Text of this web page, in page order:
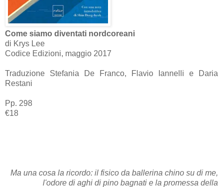
Come siamo diventati nordcoreani
di Krys Lee
Codice Edizioni, maggio 2017
Traduzione Stefania De Franco, Flavio Iannelli e Daria
Restani
Pp. 298
€18
Ma una cosa la ricordo: il fisico da ballerina chino su di me,
l'odore di aghi di pino bagnati e la promessa della